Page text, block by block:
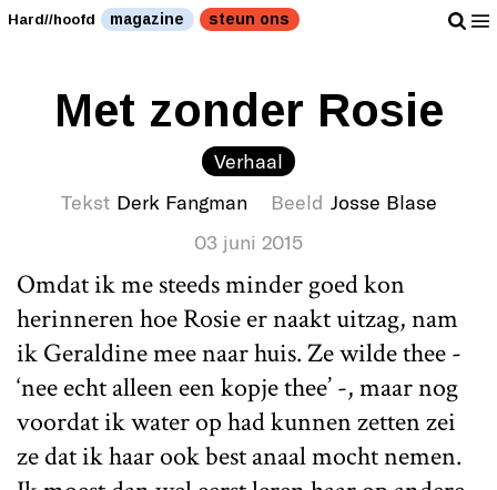
Hard//hoofd magazine steun ons
Met zonder Rosie
Verhaal
Tekst Derk Fangman Beeld Josse Blase
03 juni 2015
Omdat ik me steeds minder goed kon
herinneren hoe Rosie er naakt uitzag, nam
ik Geraldine mee naar huis. Ze wilde thee -
‘nee echt alleen een kopje thee’ -, maar nog
voordat ik water op had kunnen zetten zei
ze dat ik haar ook best anaal mocht nemen.